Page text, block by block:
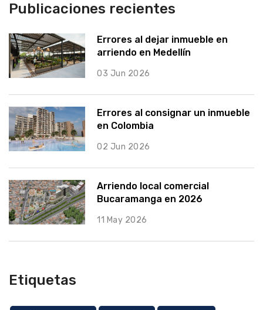
Publicaciones recientes
Errores al dejar inmueble en
arriendo en Medellín
03 Jun 2026
Errores al consignar un inmueble
en Colombia
02 Jun 2026
Arriendo local comercial
Bucaramanga en 2026
11 May 2026
Etiquetas